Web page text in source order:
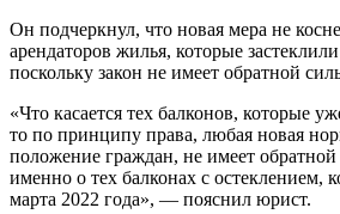
Он подчеркнул, что новая мера не
арендаторов жилья, которые
поскольку закон не имеет обратной
«Что касается тех балконов, которые
то по принципу права, любая новая
положение граждан, не имеет
именно о тех балконах с остеклением,
марта 2022 года», — пояснил юрист.